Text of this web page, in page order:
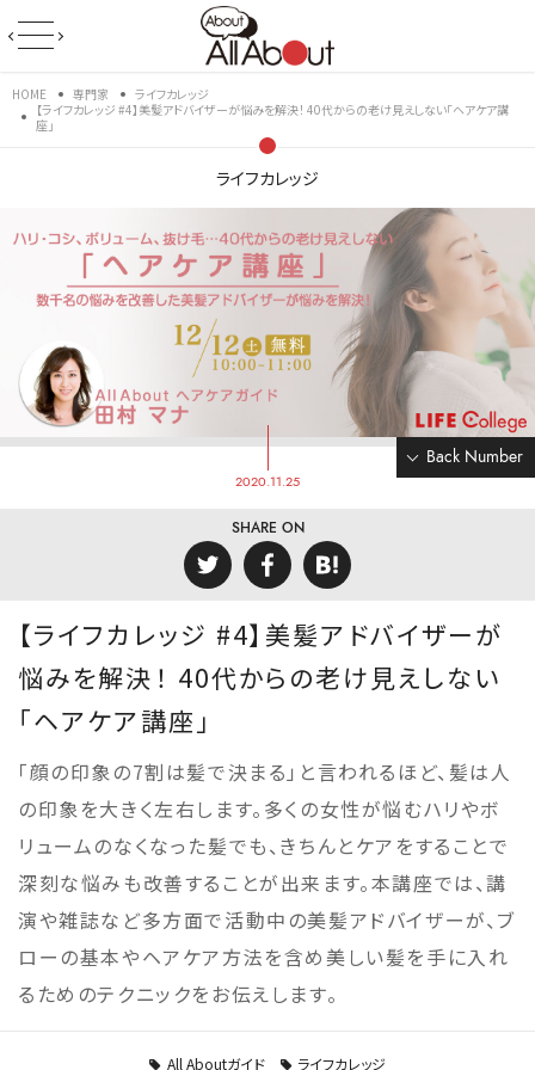
HOME 専門家
ライフカレッジ
【ライフカレッジ #4】美髪アドバイザーが悩みを解決！ 40代からの老け見えしない「ヘアケア講
座」
ライフカレッジ
Back Number
2020.11.25
SHARE ON
【ライフカレッジ #4】美髪アドバイザーが
悩みを解決！ 40代からの老け見えしない
「ヘアケア講座」
「顔の印象の7割は髪で決まる」と言われるほど、髪は人
の印象を大きく左右します。多くの女性が悩むハリやボ
リュームのなくなった髪でも、きちんとケアをすることで
深刻な悩みも改善することが出来ます。本講座では、講
演や雑誌など多方面で活動中の美髪アドバイザーが、ブ
ローの基本やヘアケア方法を含め美しい髪を手に入れ
るためのテクニックをお伝えします。
All Aboutガイド ライフカレッジ